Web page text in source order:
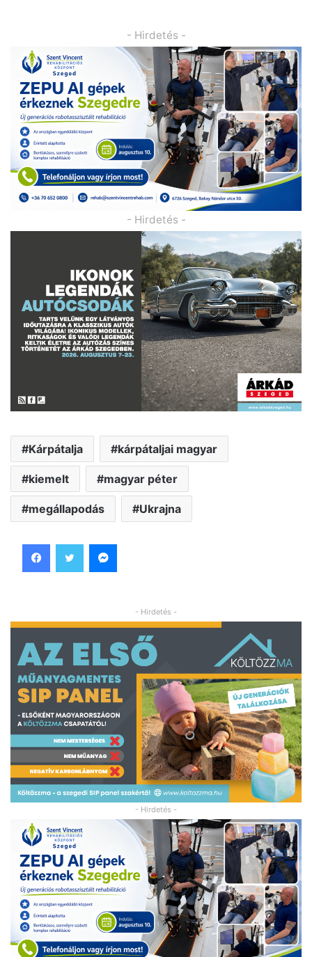
- Hirdetés -
- Hirdetés -
Kárpátalja kárpátaljai magyar
kiemelt magyar péter
megállapodás Ukrajna
- Hirdetés -
- Hirdetés -